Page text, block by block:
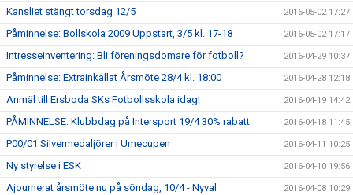
Kansliet stängt torsdag 12/5 2016-05-02 17:27
Påminnelse: Bollskola 2009 Uppstart, 3/5 kl. 17-18 2016-05-02 17:17
Intresseinventering: Bli föreningsdomare för fotboll? 2016-04-29 10:37
Påminnelse: Extrainkallat Årsmöte 28/4 kl. 18:00 2016-04-28 12:18
Anmäl till Ersboda SKs Fotbollsskola idag! 2016-04-19 14:42
PÅMINNELSE: Klubbdag på Intersport 19/4 30% rabatt 2016-04-18 11:45
P00/01 Silvermedaljörer i Umecupen 2016-04-11 10:25
Ny styrelse i ESK 2016-04-10 19:56
Ajournerat årsmöte nu på söndag, 10/4 - Nyval 2016-04-08 10:29